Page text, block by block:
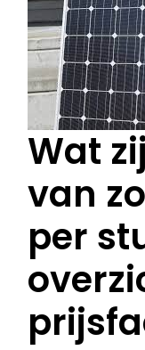
Wat
van
per